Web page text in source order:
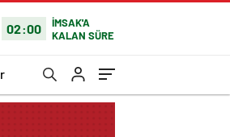
02:00
İMSAK'A
KALAN SÜRE